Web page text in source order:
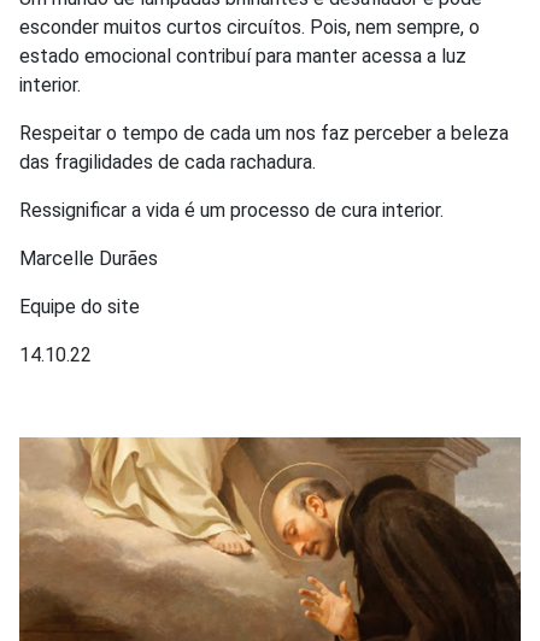
esconder muitos curtos circuítos. Pois, nem sempre, o
estado emocional contribuí para manter acessa a luz
interior.
Respeitar o tempo de cada um nos faz perceber a beleza
das fragilidades de cada rachadura.
Ressignificar a vida é um processo de cura interior.
Marcelle Durães
Equipe do site
14.10.22